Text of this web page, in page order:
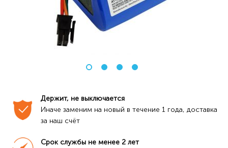
Держит, не выключается
Иначе заменим на новый в течение 1 года, доставка
за наш счёт
Срок службы не менее 2 лет